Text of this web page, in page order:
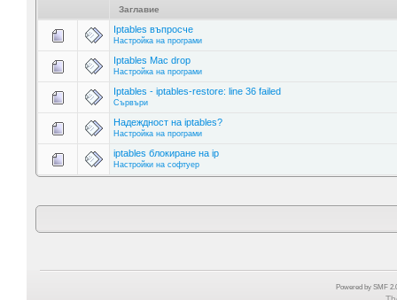
Заглавие
Iptables въпросче
Настройка на програми
Iptables Mac drop
Настройка на програми
Iptables - iptables-restore: line 36 failed
Сървъри
Надеждност на iptables?
Настройка на програми
iptables блокиране на ip
Настройки на софтуер
Powered by SMF